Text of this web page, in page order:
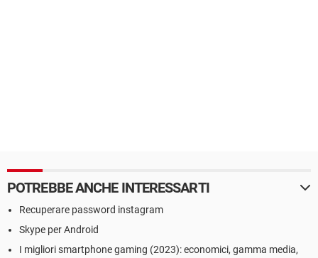
POTREBBE ANCHE INTERESSARTI
Recuperare password instagram
Skype per Android
I migliori smartphone gaming (2023): economici, gamma media,